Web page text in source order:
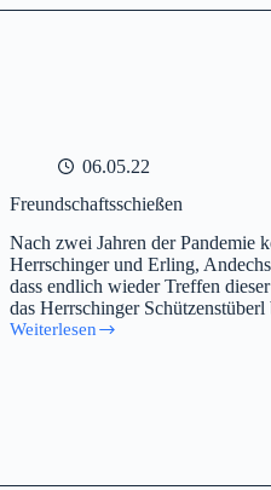
06.05.22
Freundschaftsschießen
Nach zwei Jahren der Pandemie
Herrschinger und Erling,
dass endlich wieder Treffen
das Herrschinger
Weiterlesen
Freundschaftsschießen